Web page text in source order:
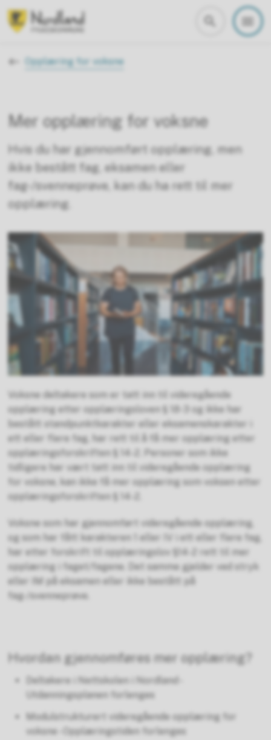
Du er her:Opplæring for voksne
Mer opplæring for voksne
Hvis du har gjennomført opplæring, men
ikke bestått fag, eksamen eller
fag-/svenneprøve, kan du ha rett til mer
opplæring.
Voksne deltakere som er tatt inn til videregående
opplæring etter opplæringsloven § 18-3 og ikke har
bestått standpunktkarakter eller eksamenskarakter i
ett eller flere fag, har rett til å få mer opplæring etter
opplæringsforskriften § 14-2. Personer som ikke
tidligere har vært tatt inn til videregående opplæring
for voksne, kan ikke få mer opplæring som voksen etter
opplæringsforskriften § 14-2.
Voksne som har gjennomført videregående opplæring,
og som har fått karakteren 1 eller IV i ett eller flere fag,
har etter forskrift til opplæringslov §14-2 rett til mer
opplæring i faget/fagene. Det samme gjelder ved stryk
eller IM på eksamen eller ikke bestått på
fag-/svenneprøve.
Hvordan gjennomføres mer opplæring?
Deltakere i Nettskolen i Nordland -
Utdanningsplanen forlenges
Modulstrukturert videregående opplæring for
voksne - Opplæringstiden forlenges